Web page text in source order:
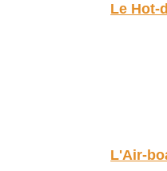
Le Hot-
L'Air-